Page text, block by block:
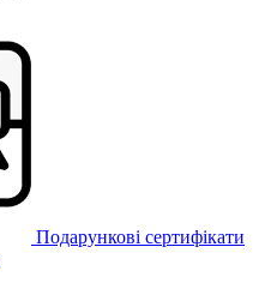
Подарункові сертифікати